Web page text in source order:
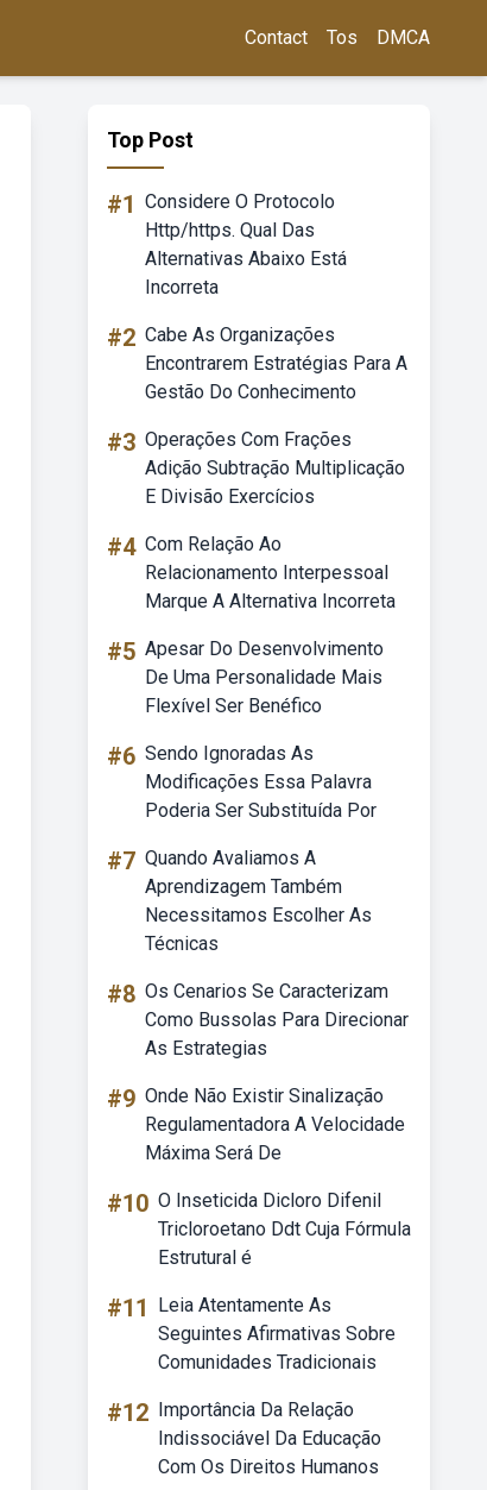
Contact Tos DMCA
Top Post
#1 Considere O Protocolo
Http/https. Qual Das
Alternativas Abaixo Está
Incorreta
#2 Cabe As Organizações
Encontrarem Estratégias Para A
Gestão Do Conhecimento
#3 Operações Com Frações
Adição Subtração Multiplicação
E Divisão Exercícios
#4 Com Relação Ao
Relacionamento Interpessoal
Marque A Alternativa Incorreta
#5 Apesar Do Desenvolvimento
De Uma Personalidade Mais
Flexível Ser Benéfico
#6 Sendo Ignoradas As
Modificações Essa Palavra
Poderia Ser Substituída Por
#7 Quando Avaliamos A
Aprendizagem Também
Necessitamos Escolher As
Técnicas
#8 Os Cenarios Se Caracterizam
Como Bussolas Para Direcionar
As Estrategias
#9 Onde Não Existir Sinalização
Regulamentadora A Velocidade
Máxima Será De
#10 O Inseticida Dicloro Difenil
Tricloroetano Ddt Cuja Fórmula
Estrutural é
#11
Leia Atentamente As
Seguintes Afirmativas Sobre
Comunidades Tradicionais
#12 Importância Da Relação
Indissociável Da Educação
Com Os Direitos Humanos